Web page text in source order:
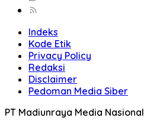
Indeks
Kode Etik
Privacy Policy
Redaksi
Disclaimer
Pedoman Media Siber
PT Madiunraya Media Nasional